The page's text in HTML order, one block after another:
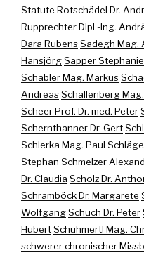
Statute Rotschädel Dr.
Rupprechter Dipl.-Ing.
Dara RubensSadegh Mag.
HansjörgSapper Stephanie
Schabler Mag. Markus
AndreasSchallenberg
Scheer Prof. Dr. med. Peter
Schernthanner Dr. Gert
Schlerka Mag. Paul
Stephan Schmelzer
Dr. Claudia Scholz Dr.
Schramböck Dr. Margarete
WolfgangSchuch Dr. Peter
HubertSchuhmertl Mag.
schwerer chronischer